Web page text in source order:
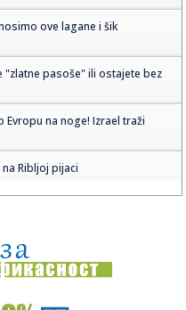
ove lagane i šik
"zlatne pasoše" ili ostajete bez
Evropu na noge! Izrael traži
Ribljoj pijaci
posustaje: U pomoć upućeni